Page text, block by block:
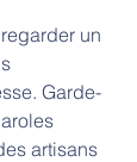
un
Garde-
artisans